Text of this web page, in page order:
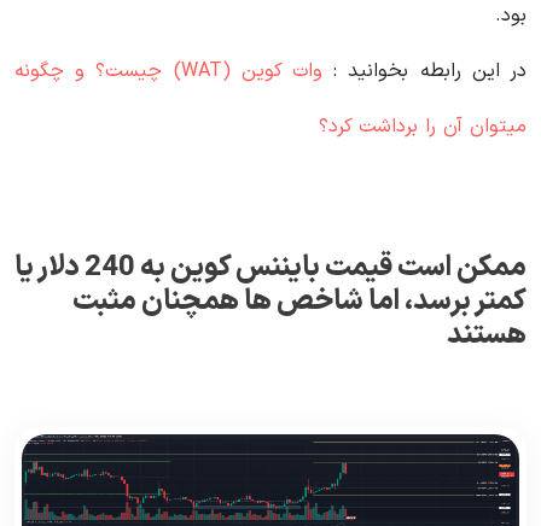
بود.
در این رابطه بخوانید‌ :
وات کوین (WAT) چیست؟ و چگونه
میتوان آن را برداشت کرد؟
ممکن است قیمت بایننس کوین به 240 دلار یا
کمتر برسد، اما شاخص ها همچنان مثبت
هستند